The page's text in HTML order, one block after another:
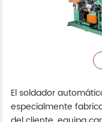
El soldador
especialmente